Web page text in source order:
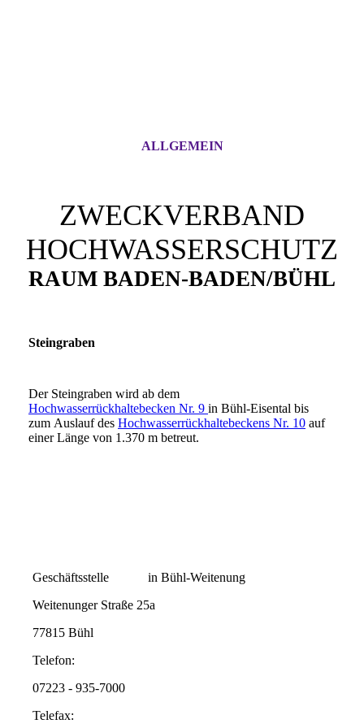
ALLGEMEIN
ZWECKVERBAND
HOCHWASSERSCHUTZ
RAUM BADEN-BADEN/BÜHL
Steingraben
Der Steingraben wird ab dem
Hochwasserrückhaltebecken Nr. 9 in Bühl-Eisental bis
zum Auslauf des Hochwasserrückhaltebeckens Nr. 10 auf
einer Länge von 1.370 m betreut.
Geschäftsstelle in Bühl-Weitenung
Weitenunger Straße 25a
77815 Bühl
Telefon:
07223 - 935-7000
Telefax: